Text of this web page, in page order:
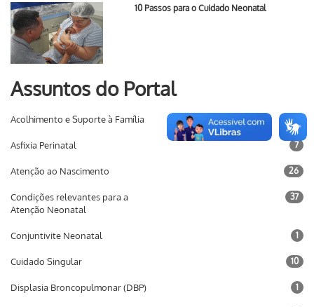
10 Passos para o Cuidado Neonatal
Assuntos do Portal
Acolhimento e Suporte à Família 16
Asfixia Perinatal 7
Atenção ao Nascimento 26
Condições relevantes para a
Atenção Neonatal
37
Conjuntivite Neonatal 1
Cuidado Singular 10
Displasia Broncopulmonar (DBP) 1